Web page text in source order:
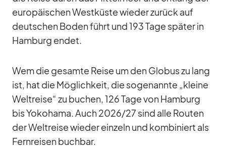
eu­ro­päi­schen West­küste wie­der zu­rück auf
deut­schen Bo­den führt und 193 Tage spä­ter in
Ham­burg en­det.
Wem die ge­samte Reise um den Glo­bus zu lang
ist, hat die Mög­lich­keit, die so­ge­nannte „kleine
Welt­reise“ zu bu­chen, 126 Tage von Ham­burg
bis Yo­ko­hama. Auch 2026/​27 sind alle Rou­ten
der Welt­reise wie­der ein­zeln und kom­bi­niert als
Fern­rei­sen buch­bar.